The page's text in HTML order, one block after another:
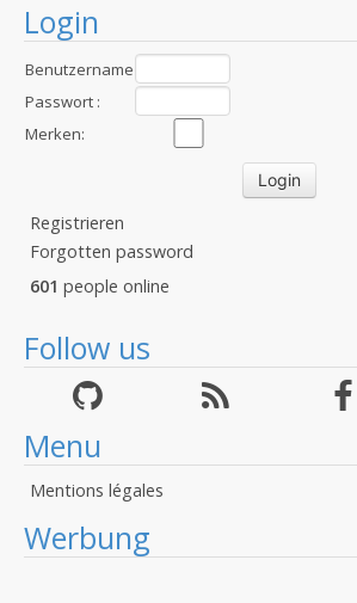
Login
Benutzername
:Passwort :
Merken:
Registrieren
Forgotten password
601 people online
Follow us
Menu
Mentions légales
Werbung